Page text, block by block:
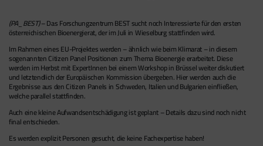
(PA_BEST)– Das Forschungzentrum BEST sucht noch Interessierte für den ersten
österreichischen Bioenergierat, der im Juli in Wieselburg stattfinden wird.
Im Rahmen eines EU-Projektes werden – ähnlich wie beim Klimarat – in diesem
sogenannten Citizen Panel Positionen zum Thema Bioenergie erarbeitet. Diese
werden im Herbst mit ExpertInnen bei einem Workshop in Brüssel weiter diskutiert
und letztendlich der Europäischen Kommission übergeben. Hier werden auch die
Ergebnisse aus den Citizen Panels in Schweden, Italien und Bulgarien einfließen,
welche parallel stattfinden.
Auch eine kleine Aufwandsentschädigung ist geplant – Details dazu sind noch nicht
final entschieden.
Es werden explizit Personen gesucht, die keine Fachexpertise haben!